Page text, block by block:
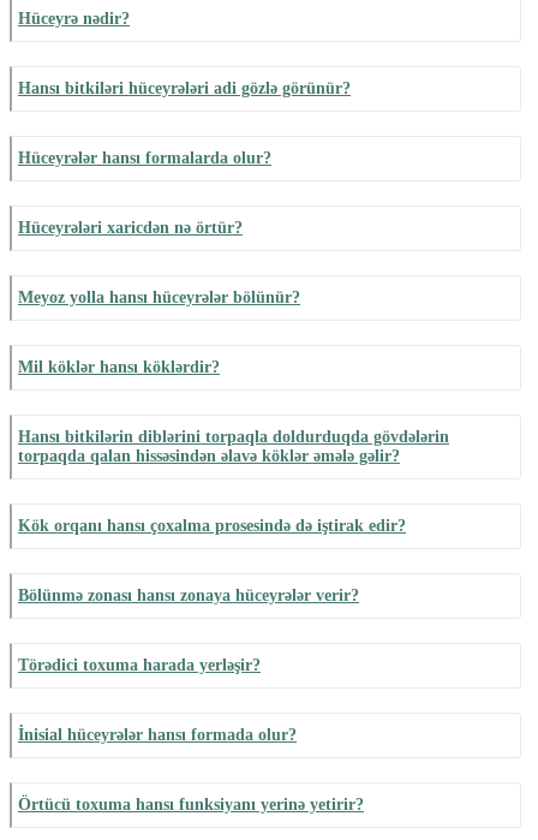
Hüceyrə nədir?
Hansı bitkiləri hüceyrələri adi gözlə görünür?
Hüceyrələr hansı formalarda olur?
Hüceyrələri xaricdən nə örtür?
Meyoz yolla hansı hüceyrələr bölünür?
Mil köklər hansı köklərdir?
Hansı bitkilərin diblərini torpaqla doldurduqda gövdələrin
torpaqda qalan hissəsindən əlavə köklər əmələ gəlir?
Kök orqanı hansı çoxalma prosesində də iştirak edir?
Bölünmə zonası hansı zonaya hüceyrələr verir?
Törədici toxuma harada yerləşir?
İnisial hüceyrələr hansı formada olur?
Örtücü toxuma hansı funksiyanı yerinə yetirir?